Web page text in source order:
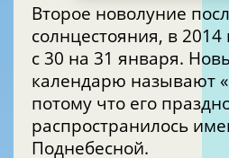
Второе новолуние
солнцестояния, в 2014
с 30 на 31 января.
календарю называют
потому что его
распространилось
Поднебесной.